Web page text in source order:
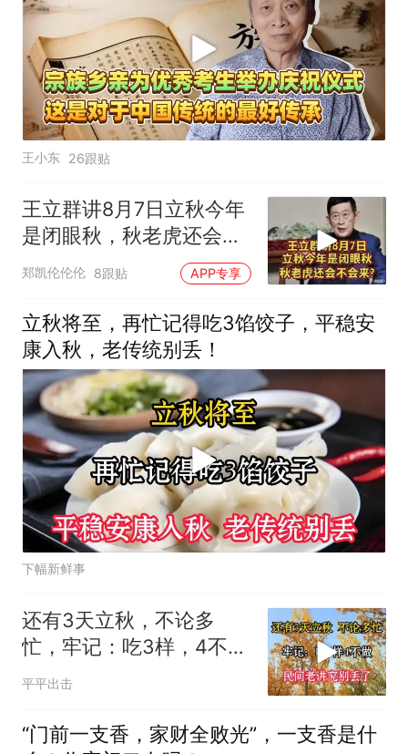
王小东 26跟贴
王立群讲8月7日立秋今年
是闭眼秋，秋老虎还会不
会来_
郑凯伦伦伦 8跟贴 APP专享
立秋将至，再忙记得吃3馅饺子，平稳安
康入秋，老传统别丢！
下幅新鲜事
还有3天立秋，不论多
忙，牢记：吃3样，4不
做，民间老讲究别丢了
平平出击
“门前一支香，家财全败光”，一支香是什